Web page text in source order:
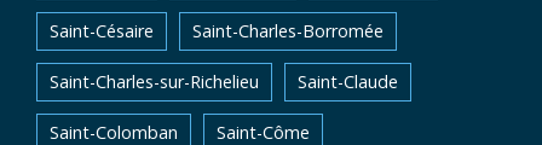
Saint-Césaire Saint-Charles-Borromée
Saint-Charles-sur-Richelieu Saint-Claude
Saint-Colomban Saint-Côme